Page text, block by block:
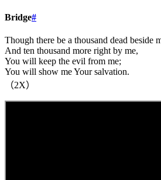
Bridge#
Though there be a thousand dead beside
And ten thousand more right by me,
You will keep the evil from me;
You will show me Your salvation.
（2X）